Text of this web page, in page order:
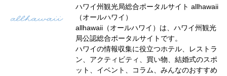
ハワイ州観光局総合ポータルサイト allhawaii
（オールハワイ）
allhawaii（オールハワイ）は、ハワイ州観光
局公認総合ポータルサイトです。
ハワイの情報収集に役立つホテル、レストラ
ン、アクティビティ、買い物、結婚式のスポ
ット、イベント、コラム、みんなのおすすめ